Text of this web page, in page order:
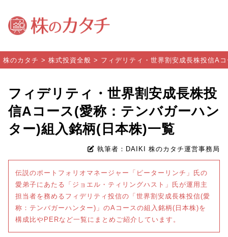
株のカタチ > 株式投資全般 > フィデリティ・世界割安成長株投信A
フィデリティ・世界割安成長株投
信Aコース(愛称：テンバガーハン
ター)組入銘柄(日本株)一覧
執筆者：DAIKI 株のカタチ運営事務局
伝説のポートフォリオマネージャー「ピーターリンチ」氏の
愛弟子にあたる「ジョエル・ティリングハスト」氏が運用主
担当者を務めるフィデリティ投信の「世界割安成長株投信(愛
称：テンバガーハンター)」のAコースの組入銘柄(日本株)を
構成比やPERなど一覧にまとめご紹介しています。